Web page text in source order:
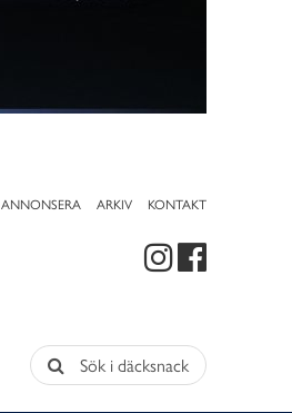
ANNONSERA ARKIV KONTAKT
Sök i däcksnack